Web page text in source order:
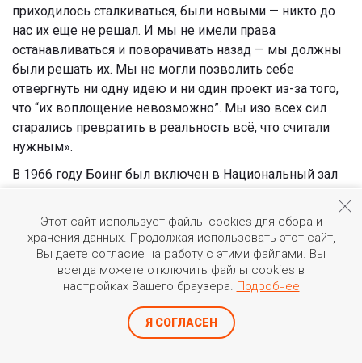
приходилось сталкиваться, были новыми — никто до
нас их еще не решал. И мы не имели права
останавливаться и поворачивать назад — мы должны
были решать их. Мы не могли позволить себе
отвергнуть ни одну идею и ни один проект из-за того,
что “их воплощение невозможно”. Мы изо всех сил
старались превратить в реальность всё, что считали
нужным».
В 1966 году Боинг был включен в Национальный зал
Секреты успеха от Уильяма Эдварда Боинга
выглядят просто:
1. Заработайте денег там, где это сделать легко.
2. Найдите увлечение, которое станет для вас смыслом
Этот сайт использует файлы cookies для сбора и
хранения данных. Продолжая использовать этот сайт,
Вы даете согласие на работу с этими файлами. Вы
всегда можете отключить файлы cookies в
настройках Вашего браузера. Подробнее
Я СОГЛАСЕН